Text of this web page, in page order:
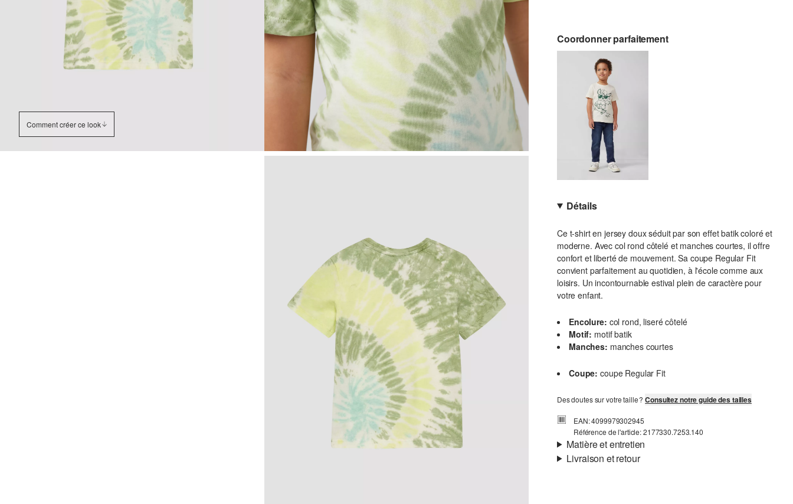
Comment créer ce look
Coordonner parfaitement
Détails
Ce t-shirt en jersey doux séduit par son effet batik coloré et
moderne. Avec col rond côtelé et manches courtes, il offre
confort et liberté de mouvement. Sa coupe Regular Fit
convient parfaitement au quotidien, à l'école comme aux
loisirs. Un incontournable estival plein de caractère pour
votre enfant.
Encolure: col rond, liseré côtelé
Motif: motif batik
Manches: manches courtes
Coupe: coupe Regular Fit
Des doutes sur votre taille ?Consultez notre guide des tailles
EAN: 4099979302945
Référence de l'article: 2177330.7253.140
Matière et entretien
Livraison et retour